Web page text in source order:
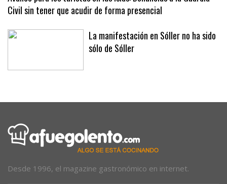
Avance para los turistas en las Islas: Denuncias a la Guardia
Civil sin tener que acudir de forma presencial
La manifestación en Sóller no ha sido